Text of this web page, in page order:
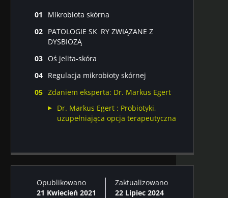
Mikrobiota skórna
Mikrobiota skórna pod wpływem
Funkcje mikrobioty i jej interakcje z
gospodarzem
PATOLOGIE SK RY ZWIĄZANE Z
DYSBIOZĄ
Niepatologiczne zmiany skórne
związane z dysbiozą
Oś jelita-skóra
trądzik różowaty – oś jelita-skóra ma z
nimi związek
Regulacja mikrobioty skórnej
pomocą preparatów stosowanych
miejscowo
Regulacja mikrobioty skórnej za
Zdaniem eksperta: Dr. Markus Egert
Dr. Markus Egert : Probiotyki,
uzupełniająca opcja terapeutyczna
Opublikowano
21 Kwiecień 2021
Zaktualizowano
22 Lipiec 2024